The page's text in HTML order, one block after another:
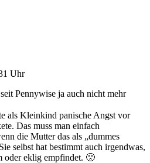
Uhr
Pennywise ja auch nicht mehr
als Kleinkind panische Angst vor
Das muss man einfach
die Mutter das als „dummes
selbst hat bestimmt auch irgendwas,
oder eklig empfindet. 🙁